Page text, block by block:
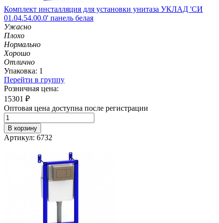
Комплект инсталляция для установки унитаза УКЛАД 'СИ
01.04.54.00.0' панель белая
Ужасно
Плохо
Нормально
Хорошо
Отлично
Упаковка: 1
Перейти в группу
Розничная цена:
15301 ₽
Оптовая цена доступна после регистрации
В корзину
Артикул: 6732